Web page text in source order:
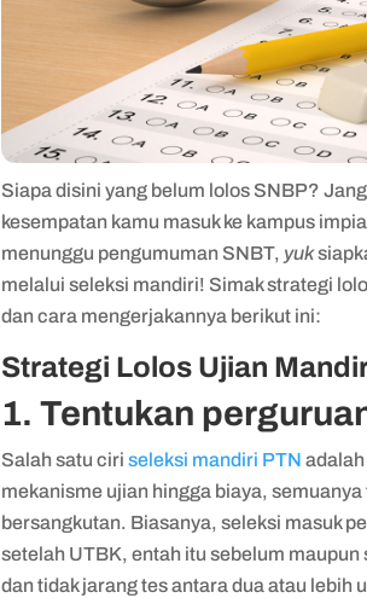
Siapa disini yang belum lolos SNBP?
kesempatan kamu masuk ke kampus
menunggu pengumuman SNBT, yuk
melalui seleksi mandiri! Simak strategi
dan cara mengerjakannya berikut ini:
Strategi Lolos Ujian
1. Tentukan
Salah satu ciriseleksi mandiri PTN
mekanisme ujian hingga biaya,
bersangkutan. Biasanya, seleksi masuk
setelah UTBK, entah itu sebelum
dan tidak jarang tes antara dua atau lebih